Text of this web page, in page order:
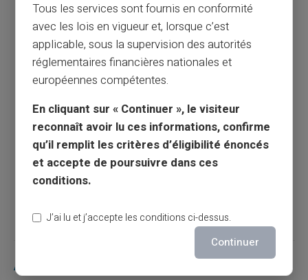
Le rechargement inversé : une arnaque qui
menace les échanges entre particuliers
Comment enlever l'interdit bancaire ?
Articles similaires
Tous les services sont fournis en conformité
avec les lois en vigueur et, lorsque c’est
applicable, sous la supervision des autorités
réglementaires financières nationales et
européennes compétentes.
En cliquant sur « Continuer », le visiteur
reconnaît avoir lu ces informations, confirme
qu’il remplit les critères d’éligibilité énoncés
et accepte de poursuivre dans ces
conditions.
J’ai lu et j’accepte les conditions ci-dessus.
Continuer